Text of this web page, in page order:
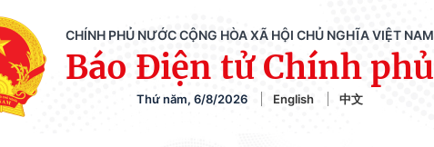
CHÍNH PHỦ NƯỚC CỘNG HÒA XÃ HỘI CHỦ NGHĨA VIỆT NAM
Báo Điện tử Chính phủ
Thứ năm, 6/8/2026 English 中文